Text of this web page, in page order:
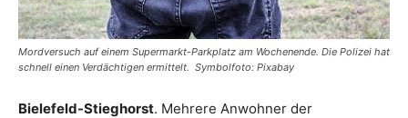
Mordversuch auf einem Supermarkt-Parkplatz am Wochenende. Die Polizei hat
schnell einen Verdächtigen ermittelt. Symbolfoto: Pixabay
Bielefeld-Stieghorst. Mehrere Anwohner der